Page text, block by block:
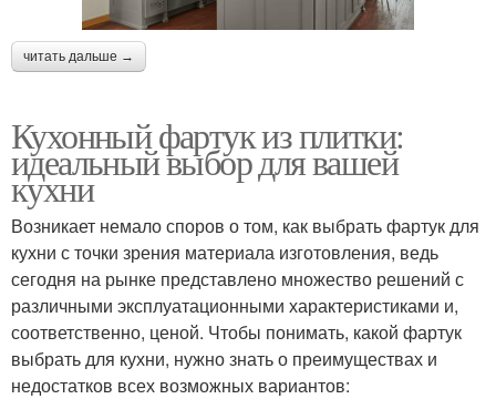
читать дальше →
Кухонный фартук из плитки:
идеальный выбор для вашей
кухни
Возникает немало споров о том, как выбрать фартук для
кухни с точки зрения материала изготовления, ведь
сегодня на рынке представлено множество решений с
различными эксплуатационными характеристиками и,
соответственно, ценой. Чтобы понимать, какой фартук
выбрать для кухни, нужно знать о преимуществах и
недостатков всех возможных вариантов: